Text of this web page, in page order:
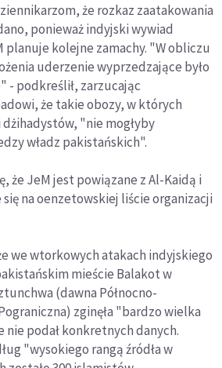
że rozkaz zaatakowania
ponieważ indyjski wywiad
planuje kolejne zamachy. "W obliczu
uderzenie wyprzedzające było
- podkreślił, zarzucając
że takie obozy, w których
"nie mogłyby
władz pakistańskich".
że JeM jest powiązane z Al-Kaidą i
na oenzetowskiej liście organizacji
we wtorkowych atakach indyjskiego
mieście Balakot w
(dawna Północno-
zginęła "bardzo wielka
podał konkretnych danych.
"wysokiego rangą źródła w